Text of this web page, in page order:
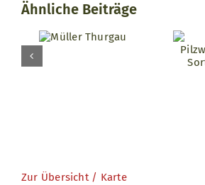
Ähnliche Beiträge
PIWI –
Pilzwiderstandsfähige
Zur Übersicht / Karte